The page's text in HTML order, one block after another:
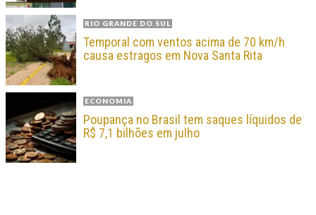
RIO GRANDE DO SUL
Temporal com ventos acima de 70 km/h
causa estragos em Nova Santa Rita
ECONOMIA
Poupança no Brasil tem saques líquidos de
R$ 7,1 bilhões em julho